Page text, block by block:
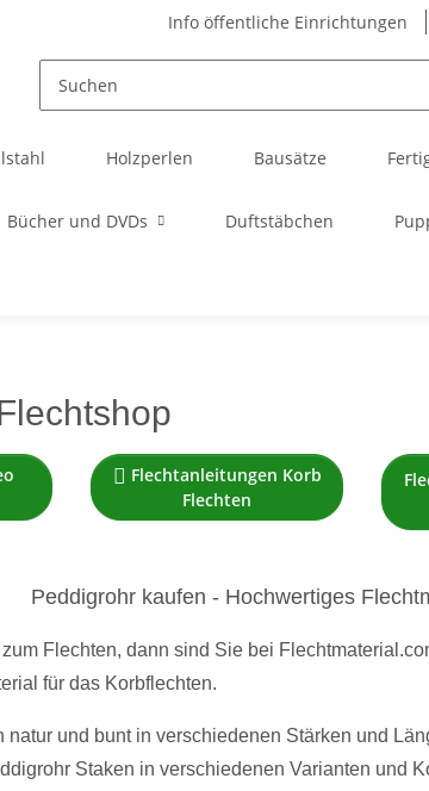
Info öffentliche Einrichtungen
Holzperlen Bausätze
Bücher und DVDs Duftstäbchen
 Flechtanleitungen Korb
Flechten
Peddigrohr kaufen - Hochwertiges
Flechten, dann sind Sie bei
für das Korbflechten.
natur und bunt in verschiedenen Stärken und
Staken in verschiedenen Varianten und